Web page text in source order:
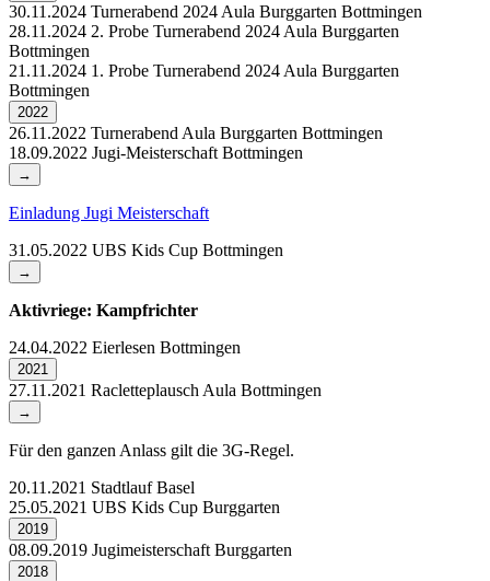
30.11.2024 Turnerabend 2024 Aula Burggarten Bottmingen
28.11.2024 2. Probe Turnerabend 2024 Aula Burggarten
Bottmingen
21.11.2024 1. Probe Turnerabend 2024 Aula Burggarten
Bottmingen
2022
26.11.2022 Turnerabend Aula Burggarten Bottmingen
18.09.2022 Jugi-Meisterschaft Bottmingen
→
Einladung Jugi Meisterschaft
31.05.2022 UBS Kids Cup Bottmingen
→
Aktivriege: Kampfrichter
24.04.2022 Eierlesen Bottmingen
2021
27.11.2021 Racletteplausch Aula Bottmingen
→
Für den ganzen Anlass gilt die 3G-Regel.
20.11.2021 Stadtlauf Basel
25.05.2021 UBS Kids Cup Burggarten
2019
08.09.2019 Jugimeisterschaft Burggarten
2018